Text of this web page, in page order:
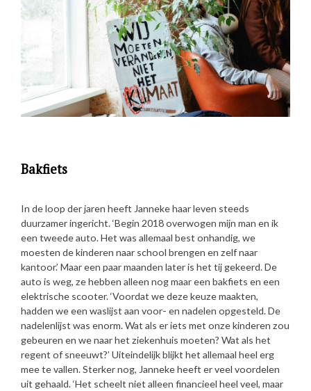
Bakfiets
In de loop der jaren heeft Janneke haar leven steeds
duurzamer ingericht. ‘Begin 2018 overwogen mijn man en ik
een tweede auto. Het was allemaal best onhandig, we
moesten de kinderen naar school brengen en zelf naar
kantoor.’ Maar een paar maanden later is het tij gekeerd. De
auto is weg, ze hebben alleen nog maar een bakfiets en een
elektrische scooter. ‘Voordat we deze keuze maakten,
hadden we een waslijst aan voor- en nadelen opgesteld. De
nadelenlijst was enorm. Wat als er iets met onze kinderen zou
gebeuren en we naar het ziekenhuis moeten? Wat als het
regent of sneeuwt?’ Uiteindelijk blijkt het allemaal heel erg
mee te vallen. Sterker nog, Janneke heeft er veel voordelen
uit gehaald. ‘Het scheelt niet alleen financieel heel veel, maar